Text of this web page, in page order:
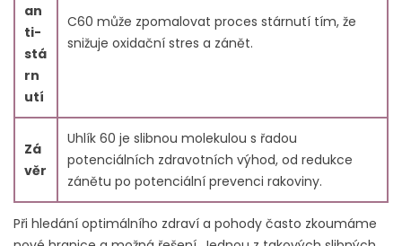
an
ti-
stá
rn
utí
C60 může zpomalovat proces stárnutí tím, že
snižuje oxidační stres a zánět.
Zá
věr
Uhlík 60 je slibnou molekulou s řadou
potenciálních zdravotních výhod, od redukce
zánětu po potenciální prevenci rakoviny.
Při hledání optimálního zdraví a pohody často zkoumáme